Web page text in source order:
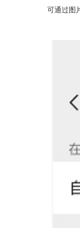
可通过图